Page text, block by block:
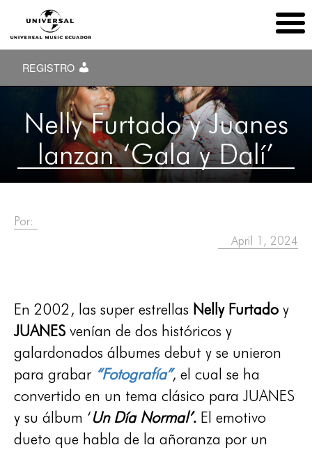
REGISTRO
Nelly Furtado y Juanes
lanzan ‘Gala y Dalí’
Por:
April 1, 2024
En 2002, las super estrellas Nelly Furtado y
JUANES venían de dos históricos y
galardonados álbumes debut y se unieron
para grabar “Fotografía”, el cual se ha
convertido en un tema clásico para JUANES
y su álbum ‘Un Día Normal’. El emotivo
dueto que habla de la añoranza por un